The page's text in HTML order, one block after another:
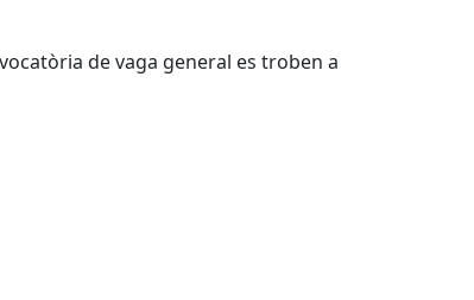
de vaga general es troben a